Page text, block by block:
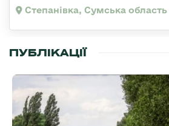
Степанівка, Сумська область
ПУБЛІКАЦІЇ